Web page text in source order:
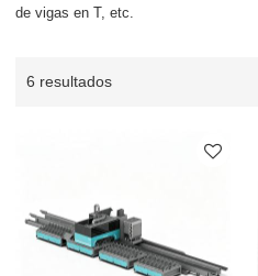
de vigas en T, etc.
6 resultados